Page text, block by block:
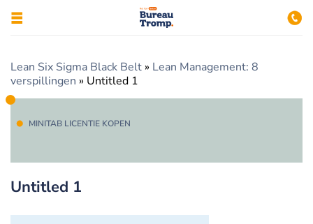
Lean Six Sigma Black Belt » Lean Management: 8
verspillingen » Untitled 1
MINITAB LICENTIE KOPEN
Untitled 1